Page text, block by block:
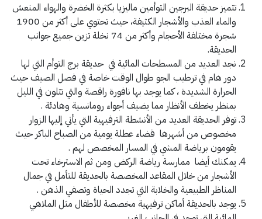
تتميز حديقة البرجين التوأمين ماليزيا بكثرة الخضرة والهواء المنعش
والماء العذب والأشجار الكثيفة، حيث تحتوي على أكثر من 1900
شجرة مختلفة الأحجام وأكثر من 74 نخلة تزين جميع جوانب
الحديقة.
نجد العديد من المسطحات المائية في حديقة برج التوأم التي لها
دور هام في ترطيب الجو طوال الوقت خاصة في فصل الصيف حيث
الحرارة الشديدة ، كما يوجد بها نافورة راقصة والتي تتلون في الليل
بمنظر يخطف الأنظار مما يضيف أجواء رومانسية وهادئة .
توفر الحديقة العديد من الأنشطة الترفيهية التي يأتي إليها الزوار
مخصوص من أشهرها قضاء عطلة يومية من الصباح الباكر حيث
يقومون برياضة المشي في المسار المخصص لهم .
يمكنك أيضا ممارسة رياضة الركض ومن ثم الاسترخاء تحت
الأشجار من خلال المقاعد المخصصة بالحديقة للتأمل في جمال
المناظر الطبيعية والخلابة التي تجدد الحياة وتصفي الذهن .
يوجد بالحديقة أماكن ترفيهية مخصصة للأطفال مثل الملاهي